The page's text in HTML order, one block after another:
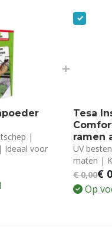
|
Ideaal voor
+
Tesa
ramen
UV
maten |
€0,00€
Op